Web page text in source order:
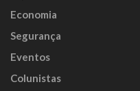
Economia
Segurança
Eventos
Colunistas